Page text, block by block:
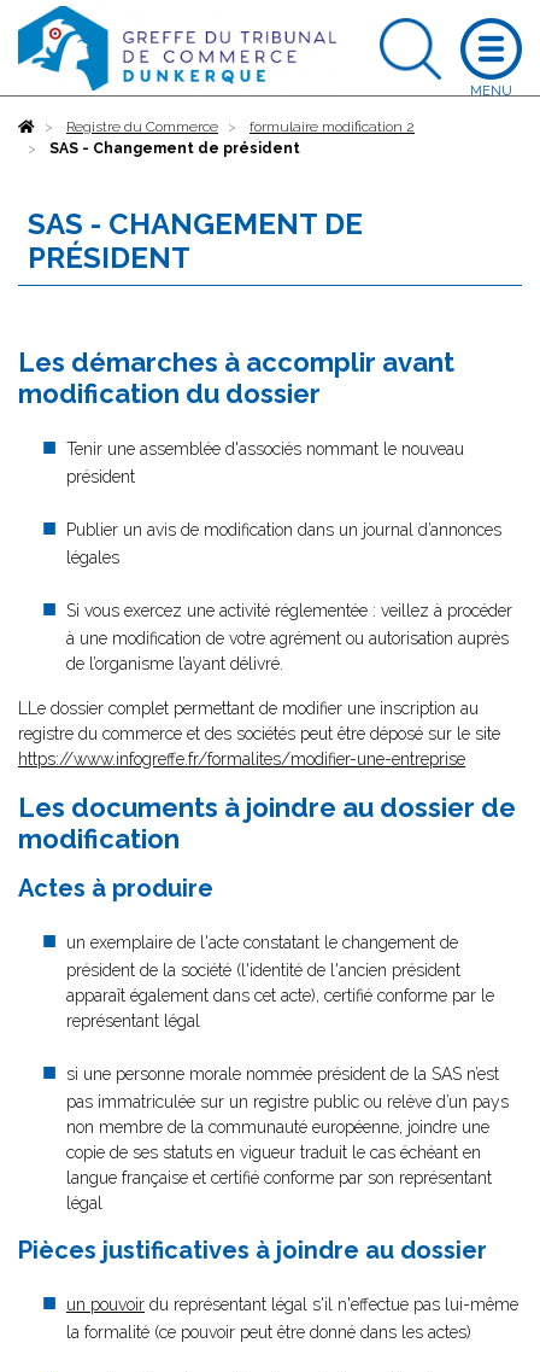
AccueilRegistre du Commerce
formulaire modification 2
SAS - Changement de président
SAS - CHANGEMENT DE
PRÉSIDENT
Les démarches à accomplir avant
modification du dossier
Tenir une assemblée d'associés nommant le nouveau
président
Publier un avis de modification dans un journal d’annonces
légales
Si vous exercez une activité réglementée : veillez à procéder
à une modification de votre agrément ou autorisation auprès
de l’organisme l’ayant délivré.
LLe dossier complet permettant de modifier une inscription au
registre du commerce et des sociétés peut être déposé sur le site
https://www.infogreffe.fr/formalites/modifier-une-entreprise
Les documents à joindre au dossier de
modification
Actes à produire
un exemplaire de l'acte constatant le changement de
président de la société (l'identité de l'ancien président
apparaît également dans cet acte), certifié conforme par le
représentant légal
si une personne morale nommée président de la SAS n’est
pas immatriculée sur un registre public ou relève d’un pays
non membre de la communauté européenne, joindre une
copie de ses statuts en vigueur traduit le cas échéant en
langue française et certifié conforme par son représentant
légal
Pièces justificatives à joindre au dossier
un pouvoir du représentant légal s'il n'effectue pas lui-même
la formalité (ce pouvoir peut être donné dans les actes)